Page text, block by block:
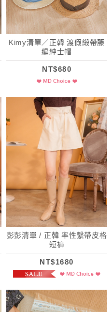
Kimy清單／正韓 渡假緞帶藤
編紳士帽
NT$680
彭彭清單 / 正韓 率性繫帶皮格
短褲
NT$1680